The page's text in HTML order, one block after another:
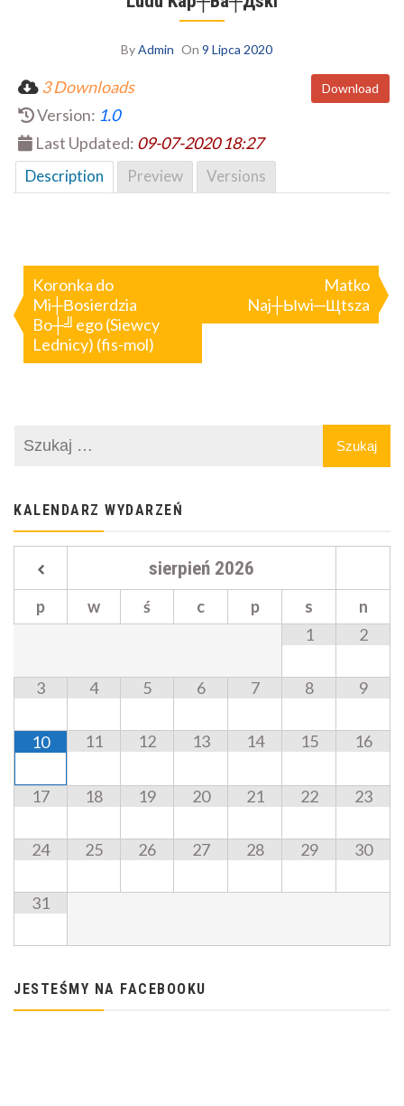
ByAdmin On 9 Lipca 2020
Download
3 Downloads
Version: 1.0
Last Updated: 09-07-2020 18:27
Description Preview Versions
wpisu
Koronka do
Mi┼Вosierdzia
Bo┼╝ego (Siewcy
Lednicy) (fis-mol)
Matko
Naj┼Ыwi─Щtsza
KALENDARZ WYDARZEŃ
sierpień 2026
p w ś c p s
n
1
2
3 4 5 6 7 8 9
10 11 12 13 14 15 16
17 18 19 20 21 22 23
24 25 26 27 28 29 30
31
JESTEŚMY NA FACEBOOKU